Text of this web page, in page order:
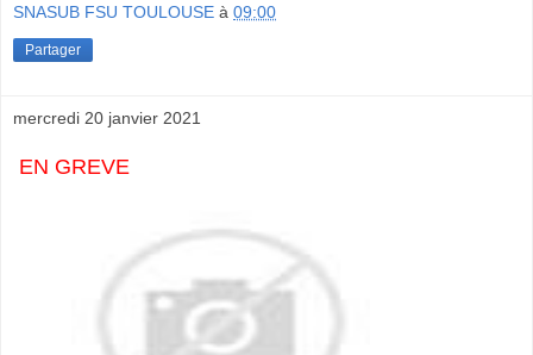
SNASUB FSU TOULOUSE à 09:00
Partager
mercredi 20 janvier 2021
EN GREVE